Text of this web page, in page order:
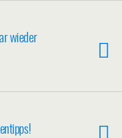
wieder